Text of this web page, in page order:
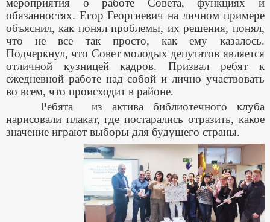
мероприятия о работе Совета, функциях и
обязанностях. Егор Георгиевич на личном примере
объяснил, как понял проблемы, их решения, понял,
что не все так просто, как ему казалось.
Подчеркнул, что Совет молодых депутатов является
отличной кузницей кадров. Призвал ребят к
ежедневной работе над собой и лично участвовать
во всем, что происходит в районе.
Ребята из актива библиотечного клуба
нарисовали плакат, где постарались отразить, какое
значение играют выборы для будущего страны.